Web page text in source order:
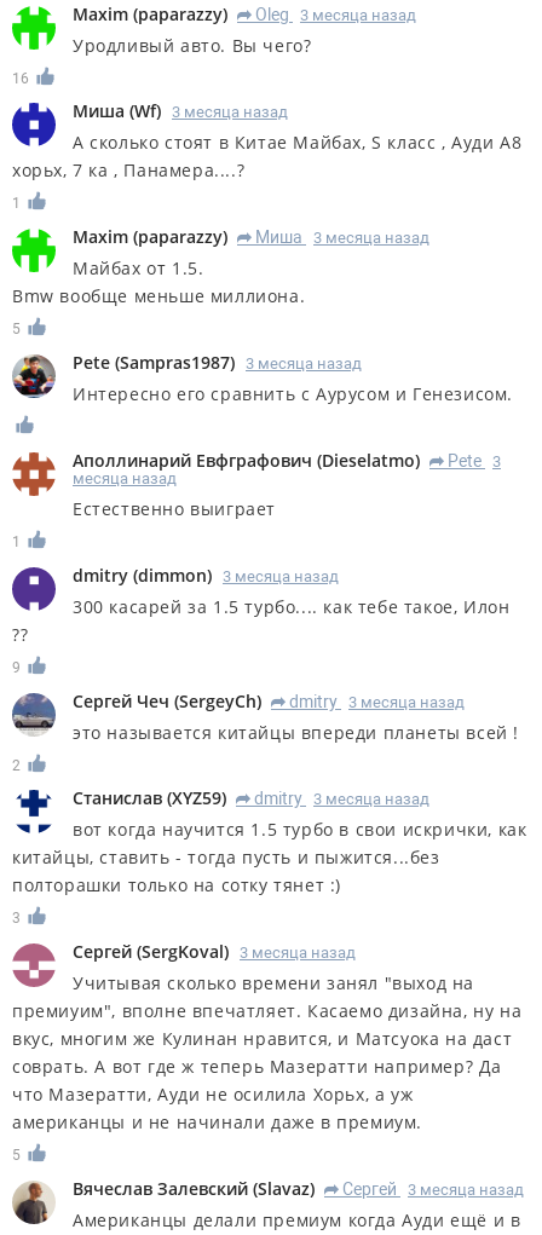
Maxim (paparazzy) R Oleg 3 месяца назад
Уродливый авто. Вы чего?
16
Миша (Wf) 3 месяца назад
А сколько стоят в Китае Майбах, S класс , Ауди А8
хорьх, 7 ка , Панамера....?
1
Maxim (paparazzy) R Миша 3 месяца назад
Майбах от 1.5.
Bmw вообще меньше миллиона.
5
Pete (Sampras1987) 3 месяца назад
Интересно его сравнить с Аурусом и Генезисом.
Аполлинарий Евфграфович (Dieselatmo) R Pete
3
месяца назад
Естественно выиграет
1
dmitry (dimmon) 3 месяца назад
300 касарей за 1.5 турбо.... как тебе такое, Илон
??
9
Сергей Чеч (SergeyCh) R dmitry 3 месяца назад
это называется китайцы впереди планеты всей !
2
Станислав (XYZ59) R dmitry 3 месяца назад
вот когда научится 1.5 турбо в свои искрички, как
китайцы, ставить - тогда пусть и пыжится...без
полторашки только на сотку тянет :)
3
Сергей (SergKoval) 3 месяца назад
Учитывая сколько времени занял "выход на
премиуим", вполне впечатляет. Касаемо дизайна, ну на
вкус, многим же Кулинан нравится, и Матсуока на даст
соврать. А вот где ж теперь Мазератти например? Да
что Мазератти, Ауди не осилила Хорьх, а уж
американцы и не начинали даже в премиум.
5
Вячеслав Залевский (Slavaz) R Сергей 3 месяца назад
Американцы делали премиум когда Ауди ещё и в